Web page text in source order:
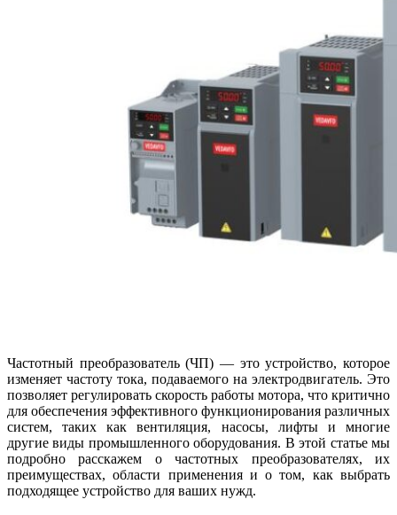
Частотный преобразователь (ЧП) — это устройство, которое
изменяет частоту тока, подаваемого на электродвигатель. Это
позволяет регулировать скорость работы мотора, что критично
для обеспечения эффективного функционирования различных
систем, таких как вентиляция, насосы, лифты и многие
другие виды промышленного оборудования. В этой статье мы
подробно расскажем о частотных преобразователях, их
преимуществах, области применения и о том, как выбрать
подходящее устройство для ваших нужд.